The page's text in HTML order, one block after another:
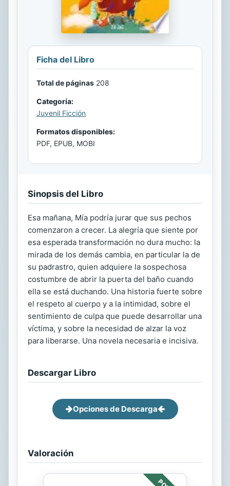
Ficha del Libro
Total de páginas 208
Categoría:
Juvenil Ficción
Formatos disponibles:
PDF, EPUB, MOBI
Sinopsis del Libro
Esa mañana, Mía podría jurar que sus pechos
comenzaron a crecer. La alegría que siente por
esa esperada transformación no dura mucho: la
mirada de los demás cambia, en particular la de
su padrastro, quien adquiere la sospechosa
costumbre de abrir la puerta del baño cuando
ella se está duchando. Una historia fuerte sobre
el respeto al cuerpo y a la intimidad, sobre el
sentimiento de culpa que puede desarrollar una
víctima, y sobre la necesidad de alzar la voz
para liberarse. Una novela necesaria e incisiva.
Descargar Libro
Opciones de Descarga
Valoración